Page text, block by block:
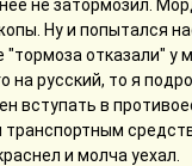
Свернуть сообщение
не затормозил.
Ну и попытался
отказали" у
на русский, то я
вступать в
и молча уехал.